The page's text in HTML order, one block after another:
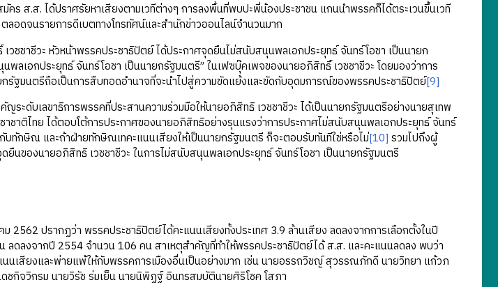
.ส. ได้ปราศรัยหาเสียงตามเวทีต่างๆ การลงพื้นที่พบปะพี่น้องประชาชน แกนนำพรรคก็ได้ตระเวนขึ้นเวที
อดจนรายการดีเบตทางโทรทัศน์และสำนักข่าวออนไลน์จำนวนมาก
าชีวะ หัวหน้าพรรคประชาธิปัตย์ ได้ประกาศจุดยืนไม่สนับสนุนพลเอกประยุทธ์ จันทร์โอชา เป็นนายก
ลเอกประยุทธ์ จันทร์โอชา เป็นนายกรัฐมนตรี” ในเฟซบุ๊คเพจของนายอภิสิทธิ์ เวชชาชีวะ โดยมองว่าการ
รัฐมนตรีถือเป็นการสืบทอดอำนาจที่จะนำไปสู่ความขัดแย้งและขัดกับอุดมการณ์ของพรรคประชาธิปัตย์[9]
เลขาธิการพรรคที่ประสานความร่วมมือให้นายอภิสิทธิ เวชชาชีวะ ได้เป็นนายกรัฐมนตรีอย่างนายสุเทพ
าติไทย ได้ตอบโต้การประกาศของนายอภิสิทธิอย่างรุนแรงว่าการประกาศไม่สนับสนุนพลเอกประยุทธ์ จันทร์
บทักษิณ และถ้าฝ่ายทักษิณเทคะแนนเสียงให้เป็นนายกรัฐมนตรี ก็จะตอบรับทันทีใช่หรือไม่[10] รวมไปถึงผู้
นของนายอภิสิทธิ เวชชาชีวะ ในการไม่สนับสนุนพลเอกประยุทธ์ จันทร์โอชา เป็นนายกรัฐมนตรี
ปรากฏว่า พรรคประชาธิปัตย์ได้คะแนนเสียงทั้งประเทศ 3.9 ล้านเสียง ลดลงจากการเลือกตั้งในปี
ลดลงจากปี 2554 จำนวน 106 คน สาเหตุสำคัญที่ทำให้พรรคประชาธิปัตย์ได้ ส.ส. และคะแนนลดลง พบว่า
นเสียงและพ่ายแพ้ให้กับพรรคการเมืองอื่นเป็นอย่างมาก เช่น นายอรรถวิชญ์ สุวรรณภักดี นายวิทยา แก้วภ
ชกิจวิกรม นายวิรัช ร่มเย็น นายนิพิฏฐ์ อินทรสมบัตินายศิริโชค โสภา